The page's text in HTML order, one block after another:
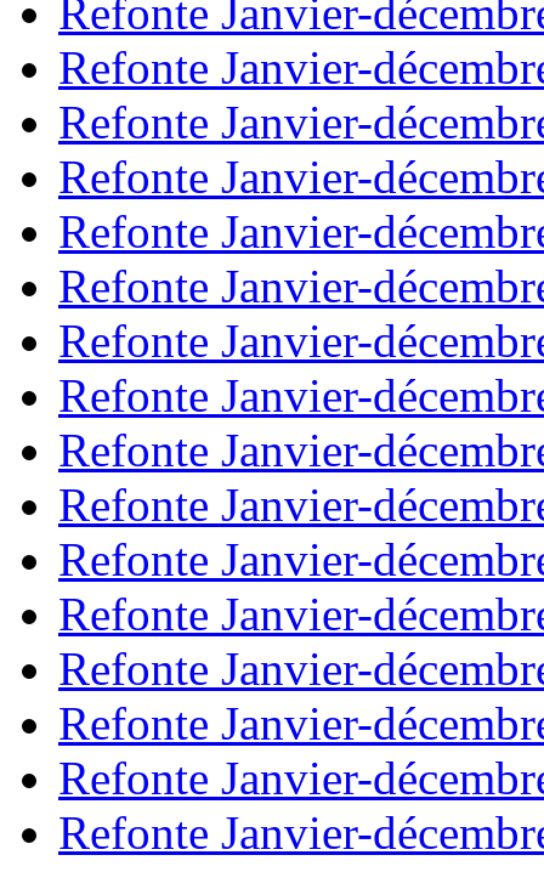
Refonte Janvier-
Refonte Janvier-
Refonte Janvier-
Refonte Janvier-
Refonte Janvier-
Refonte Janvier-
Refonte Janvier-
Refonte Janvier-
Refonte Janvier-
Refonte Janvier-
Refonte Janvier-
Refonte Janvier-
Refonte Janvier-
Refonte Janvier-
Refonte Janvier-
Refonte Janvier-